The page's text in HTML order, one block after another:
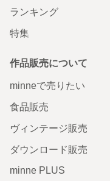
ランキング
特集
作品販売について
minneで売りたい
食品販売
ヴィンテージ販売
ダウンロード販売
minne PLUS